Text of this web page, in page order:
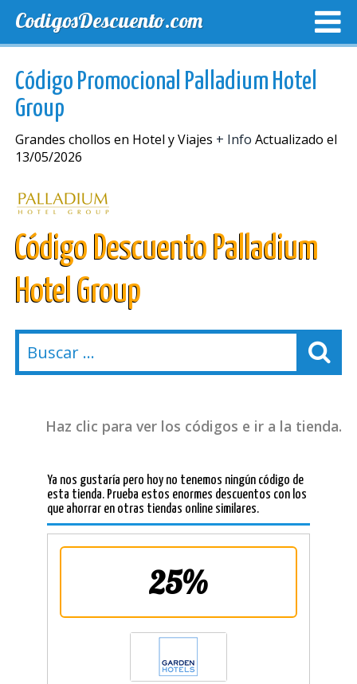
CodigosDescuento.com
Código Promocional Palladium Hotel
Group
Grandes chollos en Hotel y Viajes + Info Actualizado el
13/05/2026
Código Descuento Palladium
Hotel Group
Haz clic para ver los códigos e ir a la tienda.
Ya nos gustaría pero hoy no tenemos ningún código de
esta tienda. Prueba estos enormes descuentos con los
que ahorrar en otras tiendas online similares.
25%